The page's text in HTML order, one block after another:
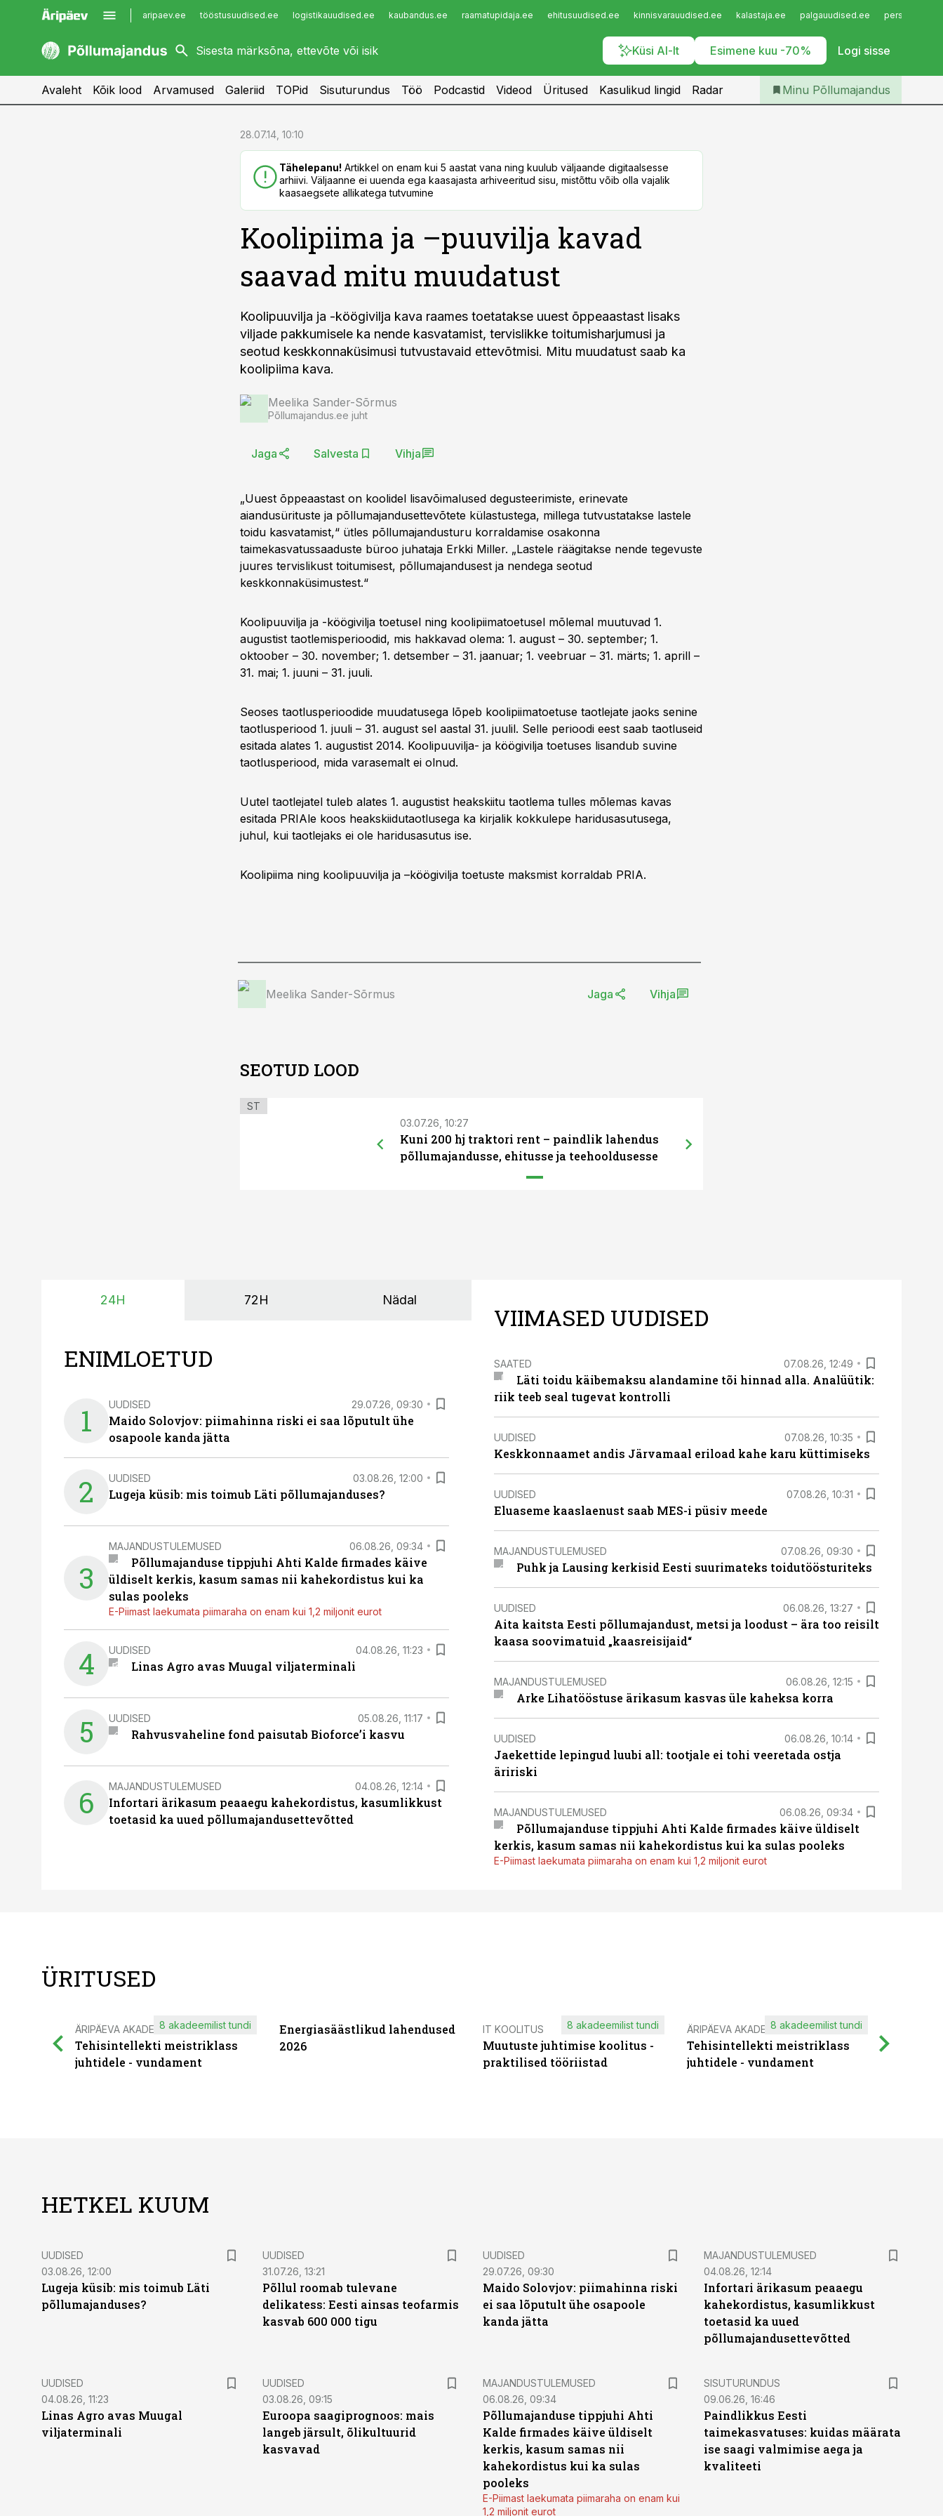
aripaev.ee tööstusuudised.ee logistikauudised.ee kaubandus.ee raamatupidaja.ee ehitusuudised.ee kinnisvarauudised.ee kalastaja.ee palgauudised.ee
Küsi AI-lt Esimene kuu -70% Logi sisse
kaubandus.ee
kinnisvarauudised.ee
imelineajalugu.ee
Infopank
Iseteenindus
Telli Põllumajandus
Avaleht Kõik lood Arvamused Galeriid TOPid Sisuturundus Töö Podcastid Videod Üritused Kasulikud lingid Radar Minu Põllumajandus
28.07.14, 10:10
Tähelepanu! Artikkel on enam kui 5 aastat vana ning kuulub väljaande digitaalsesse
arhiivi. Väljaanne ei uuenda ega kaasajasta arhiveeritud sisu, mistõttu võib olla vajalik
kaasaegsete allikatega tutvumine
Koolipiima ja –puuvilja kavad
saavad mitu muudatust
Koolipuuvilja ja -köögivilja kava raames toetatakse uuest õppeaastast lisaks
viljade pakkumisele ka nende kasvatamist, tervislikke toitumisharjumusi ja
seotud keskkonnaküsimusi tutvustavaid ettevõtmisi. Mitu muudatust saab ka
koolipiima kava.
Meelika Sander-Sõrmus
Põllumajandus.ee juht
Jaga Salvesta Vihja
„Uuest õppeaastast on koolidel lisavõimalused degusteerimiste, erinevate
aiandusürituste ja põllumajandusettevõtete külastustega, millega tutvustatakse lastele
toidu kasvatamist,“ ütles põllumajandusturu korraldamise osakonna
taimekasvatussaaduste büroo juhataja Erkki Miller. „Lastele räägitakse nende tegevuste
juures tervislikust toitumisest, põllumajandusest ja nendega seotud
keskkonnaküsimustest.“
Koolipuuvilja ja -köögivilja toetusel ning koolipiimatoetusel mõlemal muutuvad 1.
augustist taotlemisperioodid, mis hakkavad olema: 1. august – 30. september; 1.
oktoober – 30. november; 1. detsember – 31. jaanuar; 1. veebruar – 31. märts; 1. aprill –
31. mai; 1. juuni – 31. juuli.
Seoses taotlusperioodide muudatusega lõpeb koolipiimatoetuse taotlejate jaoks senine
taotlusperiood 1. juuli – 31. august sel aastal 31. juulil. Selle perioodi eest saab taotluseid
esitada alates 1. augustist 2014. Koolipuuvilja- ja köögivilja toetuses lisandub suvine
taotlusperiood, mida varasemalt ei olnud.
Uutel taotlejatel tuleb alates 1. augustist heakskiitu taotlema tulles mõlemas kavas
esitada PRIAle koos heakskiidutaotlusega ka kirjalik kokkulepe haridusasutusega,
juhul, kui taotlejaks ei ole haridusasutus ise.
Koolipiima ning koolipuuvilja ja –köögivilja toetuste maksmist korraldab PRIA.
Meelika Sander-Sõrmus Jaga Vihja
SEOTUD LOOD
ST
03.07.26, 10:27
Kuni 200 hj traktori rent – paindlik lahendus
põllumajandusse, ehitusse ja teehooldusesse
24H 72H Nädal
ENIMLOETUD
1 UUDISED 29.07.26, 09:30
Maido Solovjov: piimahinna riski ei saa lõputult ühe
osapoole kanda jätta
2 UUDISED 03.08.26, 12:00
Lugeja küsib: mis toimub Läti põllumajanduses?
3
MAJANDUSTULEMUSED 06.08.26, 09:34
Põllumajanduse tippjuhi Ahti Kalde firmades käive
üldiselt kerkis, kasum samas nii kahekordistus kui ka
sulas pooleks
E-Piimast laekumata piimaraha on enam kui 1,2 miljonit eurot
4 UUDISED 04.08.26, 11:23
Linas Agro avas Muugal viljaterminali
5 UUDISED 05.08.26, 11:17
Rahvusvaheline fond paisutab Bioforce’i kasvu
6 MAJANDUSTULEMUSED 04.08.26, 12:14
Infortari ärikasum peaaegu kahekordistus, kasumlikkust
toetasid ka uued põllumajandusettevõtted
VIIMASED UUDISED
SAATED 07.08.26, 12:49
Läti toidu käibemaksu alandamine tõi hinnad alla. Analüütik:
riik teeb seal tugevat kontrolli
UUDISED 07.08.26, 10:35
Keskkonnaamet andis Järvamaal eriload kahe karu küttimiseks
UUDISED 07.08.26, 10:31
Eluaseme kaaslaenust saab MES-i püsiv meede
MAJANDUSTULEMUSED 07.08.26, 09:30
Puhk ja Lausing kerkisid Eesti suurimateks toidutöösturiteks
UUDISED 06.08.26, 13:27
Aita kaitsta Eesti põllumajandust, metsi ja loodust – ära too reisilt
kaasa soovimatuid „kaasreisijaid“
MAJANDUSTULEMUSED 06.08.26, 12:15
Arke Lihatööstuse ärikasum kasvas üle kaheksa korra
UUDISED 06.08.26, 10:14
Jaekettide lepingud luubi all: tootjale ei tohi veeretada ostja
äririski
MAJANDUSTULEMUSED 06.08.26, 09:34
Põllumajanduse tippjuhi Ahti Kalde firmades käive üldiselt
kerkis, kasum samas nii kahekordistus kui ka sulas pooleks
E-Piimast laekumata piimaraha on enam kui 1,2 miljonit eurot
ÜRITUSED
ÄRIPÄEVA AKADEEMIA
Tehisintellekti meistriklass
juhtidele - vundament
8 akadeemilist tundi
Energiasäästlikud lahendused
2026
IT KOOLITUS
Muutuste juhtimise koolitus -
praktilised tööriistad
8 akadeemilist tundi ÄRIPÄEVA AKADEEMIA
Tehisintellekti meistriklass
juhtidele - vundament
8 akadeemilist tundi
HETKEL KUUM
UUDISED
03.08.26, 12:00
Lugeja küsib: mis toimub Läti
põllumajanduses?
UUDISED
31.07.26, 13:21
Põllul roomab tulevane
delikatess: Eesti ainsas teofarmis
kasvab 600 000 tigu
UUDISED
29.07.26, 09:30
Maido Solovjov: piimahinna riski
ei saa lõputult ühe osapoole
kanda jätta
MAJANDUSTULEMUSED
04.08.26, 12:14
Infortari ärikasum peaaegu
kahekordistus, kasumlikkust
toetasid ka uued
põllumajandusettevõtted
UUDISED
04.08.26, 11:23
Linas Agro avas Muugal
viljaterminali
UUDISED
03.08.26, 09:15
Euroopa saagiprognoos: mais
langeb järsult, õlikultuurid
kasvavad
MAJANDUSTULEMUSED
06.08.26, 09:34
Põllumajanduse tippjuhi Ahti
Kalde firmades käive üldiselt
kerkis, kasum samas nii
kahekordistus kui ka sulas
pooleks
E-Piimast laekumata piimaraha on enam kui
1,2 miljonit eurot
ST
SISUTURUNDUS
09.06.26, 16:46
Paindlikkus Eesti
taimekasvatuses: kuidas määrata
ise saagi valmimise aega ja
kvaliteeti